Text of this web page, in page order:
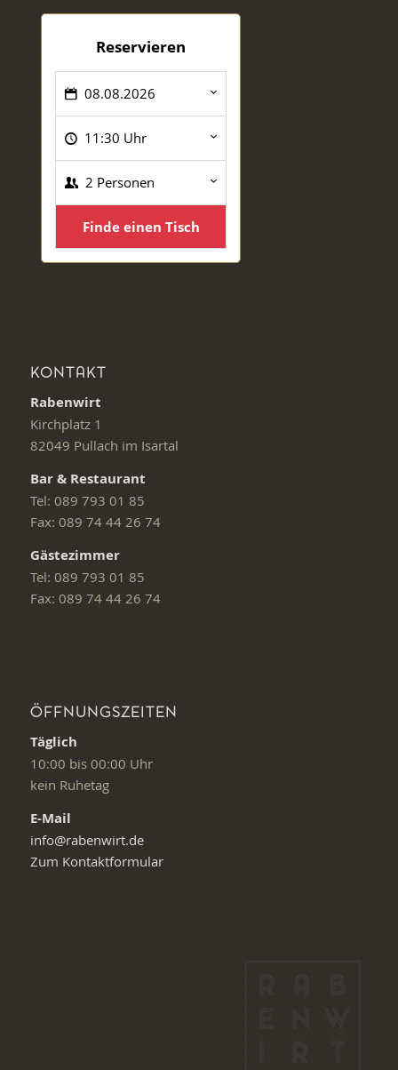
Reservieren
08.08.2026
11:30 Uhr
2 Personen
Finde einen Tisch
KONTAKT
Rabenwirt
Kirchplatz 1
82049 Pullach im Isartal
Bar & Restaurant
Tel: 089 793 01 85
Fax: 089 74 44 26 74
Gästezimmer
Tel: 089 793 01 85
Fax: 089 74 44 26 74
ÖFFNUNGSZEITEN
Täglich
10:00 bis 00:00 Uhr
kein Ruhetag
E-Mail
info@rabenwirt.de
Zum Kontaktformular